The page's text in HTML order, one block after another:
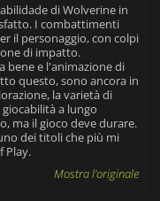
di Wolverine in
I combattimenti
il personaggio, con colpi
di impatto.
bene e l'animazione di
questo, sono ancora in
la varietà di
a lungo
ma il gioco deve durare.
dei titoli che più mi
Play.
Mostra l'originale